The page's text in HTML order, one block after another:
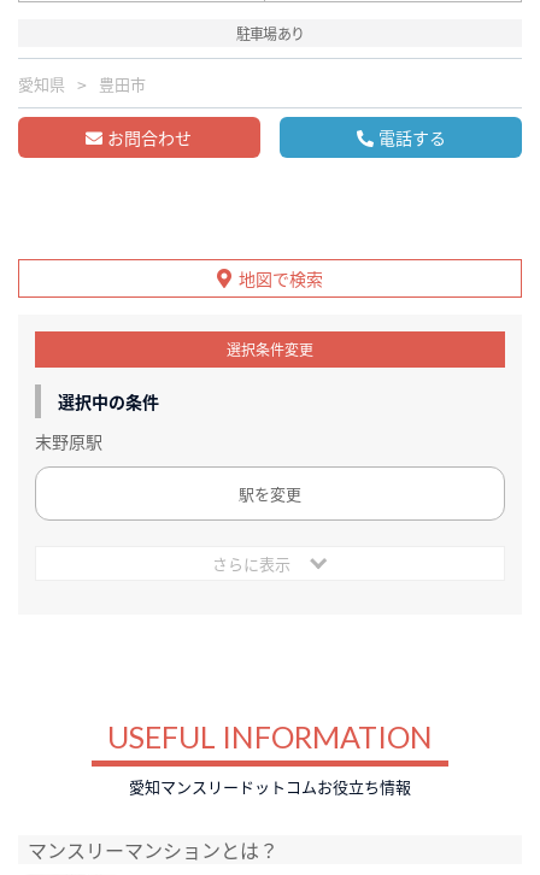
駐車場あり
愛知県 豊田市
お問合わせ 電話する
地図で検索
選択条件変更
選択中の条件
末野原駅
駅を変更
さらに表示
USEFUL INFORMATION
愛知マンスリードットコムお役立ち情報
マンスリーマンションとは？